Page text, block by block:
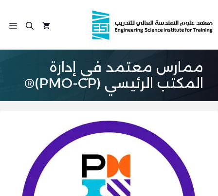
إلى
المحتوى
ممارس معتمد في إدارة
المكتب الرئيسي (PMO-CP)®